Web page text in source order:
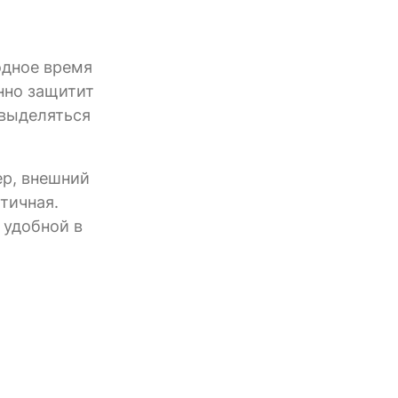
время
защитит
внешний
в